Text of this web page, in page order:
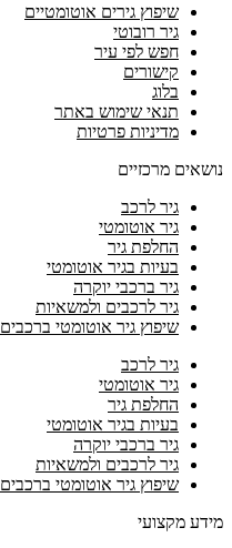
שיפוץ גירים אוטומטיים
גיר רובוטי
חפש לפי עיר
קישורים
בלוג
תנאי שימוש באתר
מדיניות פרטיות
נושאים מרכזיים
גיר לרכב
גיר אוטומטי
החלפת גיר
בעיות בגיר אוטומטי
גיר ברכבי יוקרה
גיר לרכבים ולמשאיות
שיפוץ גיר אוטומטי
גיר לרכב
גיר אוטומטי
החלפת גיר
בעיות בגיר אוטומטי
גיר ברכבי יוקרה
גיר לרכבים ולמשאיות
שיפוץ גיר אוטומטי
מידע מקצועי